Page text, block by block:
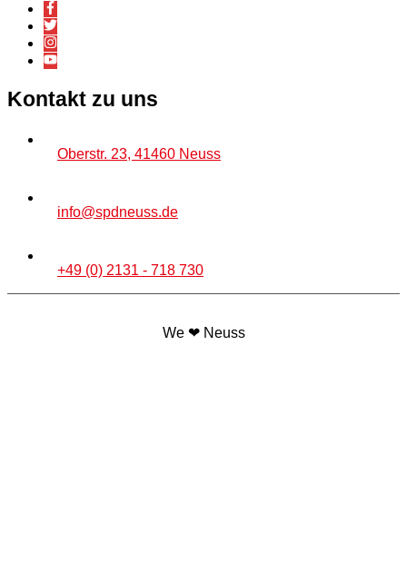
Kontakt zu uns
Oberstr. 23, 41460 Neuss
info@spdneuss.de
+49 (0) 2131 - 718 730
We ❤ Neuss